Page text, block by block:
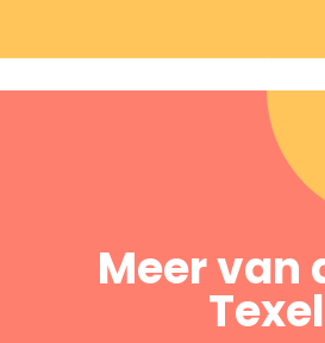
Meer van
Texel